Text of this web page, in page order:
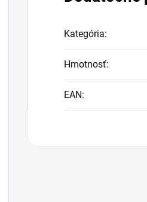
Kategória:
Hmotnosť:
EAN: